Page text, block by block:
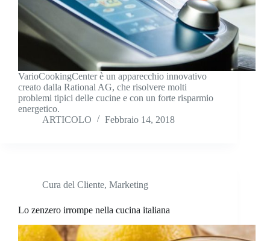
VarioCookingCenter è un apparecchio innovativo
creato dalla Rational AG, che risolvere molti
problemi tipici delle cucine e con un forte risparmio
energetico.
ARTICOLO
Febbraio 14, 2018
Cura del Cliente, Marketing
Lo zenzero irrompe nella cucina italiana